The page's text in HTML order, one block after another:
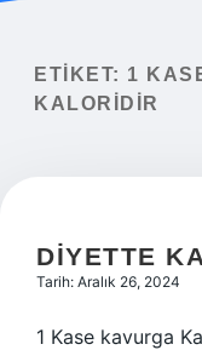
Yasal Uyarı
ETIKET: 1
KALORIDIR
DIYETTE
Tarih: Aralık 26, 2024
1 Kase kavurga